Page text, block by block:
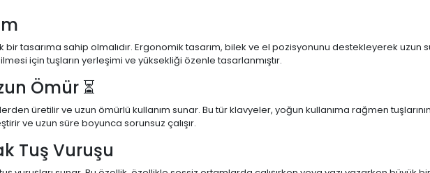
tasarıma sahip olmalıdır. Ergonomik tasarım, bilek ve el pozisyonunu destekleyerek uzun
için tuşların yerleşimi ve yüksekliği özenle tasarlanmıştır.
Ömür ⏳
üretilir ve uzun ömürlü kullanım sunar. Bu tür klavyeler, yoğun kullanıma rağmen
ve uzun süre boyunca sorunsuz çalışır.
Tuş Vuruşu